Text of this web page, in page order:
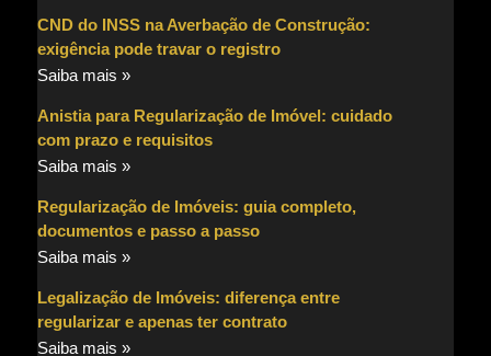
CND do INSS na Averbação de Construção:
exigência pode travar o registro
Saiba mais »
Anistia para Regularização de Imóvel: cuidado
com prazo e requisitos
Saiba mais »
Regularização de Imóveis: guia completo,
documentos e passo a passo
Saiba mais »
Legalização de Imóveis: diferença entre
regularizar e apenas ter contrato
Saiba mais »